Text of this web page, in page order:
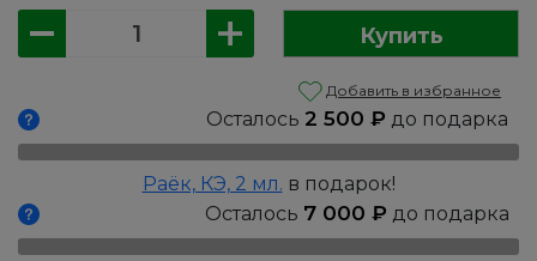
Количество
товара
метельчатая:
Пиксио,
Р9
Купить
Добавить в избранное
Осталось 2 500 ₽ до подарка
Раёк, КЭ, 2 мл. в подарок!
Осталось 7 000 ₽ до подарка